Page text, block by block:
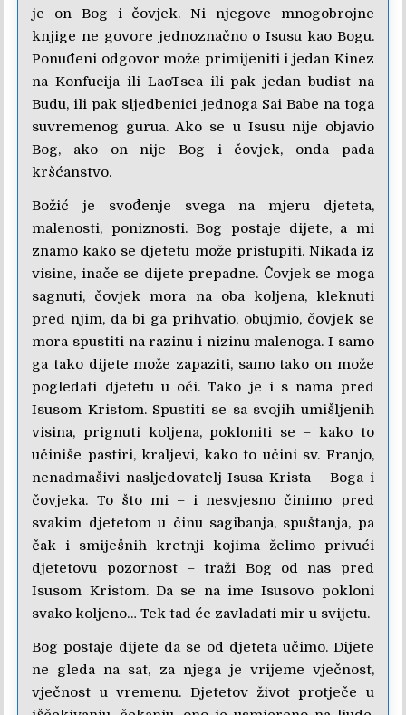
je on Bog i čovjek. Ni njegove mnogobrojne
knjige ne govore jednoznačno o Isusu kao Bogu.
Ponuđeni odgovor može primijeniti i jedan Kinez
na Konfucija ili LaoTsea ili pak jedan budist na
Budu, ili pak sljedbenici jednoga Sai Babe na toga
suvremenog gurua. Ako se u Isusu nije objavio
Bog, ako on nije Bog i čovjek, onda pada
kršćanstvo.
Božić je svođenje svega na mjeru djeteta,
malenosti, poniznosti. Bog postaje dijete, a mi
znamo kako se djetetu može pristupiti. Nikada iz
visine, inače se dijete prepadne. Čovjek se moga
sagnuti, čovjek mora na oba koljena, kleknuti
pred njim, da bi ga prihvatio, obujmio, čovjek se
mora spustiti na razinu i nizinu malenoga. I samo
ga tako dijete može zapaziti, samo tako on može
pogledati djetetu u oči. Tako je i s nama pred
Isusom Kristom. Spustiti se sa svojih umišljenih
visina, prignuti koljena, pokloniti se – kako to
učiniše pastiri, kraljevi, kako to učini sv. Franjo,
nenadmašivi nasljedovatelj Isusa Krista – Boga i
čovjeka. To što mi – i nesvjesno činimo pred
svakim djetetom u činu sagibanja, spuštanja, pa
čak i smiješnih kretnji kojima želimo privući
djetetovu pozornost – traži Bog od nas pred
Isusom Kristom. Da se na ime Isusovo pokloni
svako koljeno… Tek tad će zavladati mir u svijetu.
Bog postaje dijete da se od djeteta učimo. Dijete
ne gleda na sat, za njega je vrijeme vječnost,
vječnost u vremenu. Djetetov život protječe u